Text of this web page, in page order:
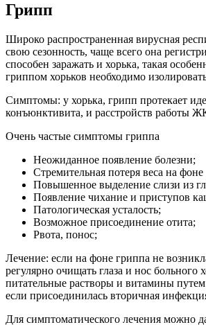
Грипп
Широко распространенная вирусная
свою сезонность, чаще всего она
способен заражать и хорька, такая
гриппом хорьков необходимо
Симптомы: у хорька, грипп протекает
конъюнктивита, и расстройств работы
Очень частые симптомы гриппа
Неожиданное появление болезни;
Стремительная потеря веса на
Повышенное выделение слизи из
Появление чихание и приступов
Патологическая усталость;
Возможное присоединение отита;
Рвота, понос;
Лечение: если на фоне гриппа не
регулярно очищать глаза и нос
питательные растворы и витамины
если присоединилась вторичная
Для симптоматического лечения можно